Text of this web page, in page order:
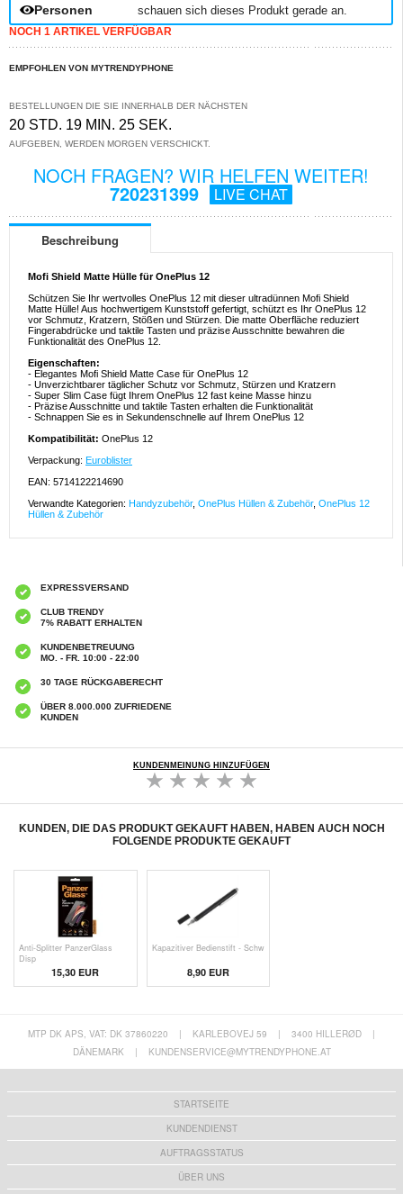
Personen schauen sich dieses Produkt gerade an.
NOCH 1 ARTIKEL VERFÜGBAR
EMPFOHLEN VON MYTRENDYPHONE
BESTELLUNGEN DIE SIE INNERHALB DER NÄCHSTEN
20 STD. 19 MIN. 25 SEK.
AUFGEBEN, WERDEN MORGEN VERSCHICKT.
NOCH FRAGEN? WIR HELFEN WEITER!
720231399 LIVE CHAT
Beschreibung
Mofi Shield Matte Hülle für OnePlus 12
Schützen Sie Ihr wertvolles OnePlus 12 mit dieser ultradünnen Mofi Shield
Matte Hülle! Aus hochwertigem Kunststoff gefertigt, schützt es Ihr OnePlus 12
vor Schmutz, Kratzern, Stößen und Stürzen. Die matte Oberfläche reduziert
Fingerabdrücke und taktile Tasten und präzise Ausschnitte bewahren die
Funktionalität des OnePlus 12.
Eigenschaften:
- Elegantes Mofi Shield Matte Case für OnePlus 12
- Unverzichtbarer täglicher Schutz vor Schmutz, Stürzen und Kratzern
- Super Slim Case fügt Ihrem OnePlus 12 fast keine Masse hinzu
- Präzise Ausschnitte und taktile Tasten erhalten die Funktionalität
- Schnappen Sie es in Sekundenschnelle auf Ihrem OnePlus 12
Kompatibilität: OnePlus 12
Verpackung: Euroblister
EAN: 5714122214690
Verwandte Kategorien: Handyzubehör, OnePlus Hüllen & Zubehör, OnePlus 12
Hüllen & Zubehör
EXPRESSVERSAND
CLUB TRENDY
7% RABATT ERHALTEN
KUNDENBETREUUNG
MO. - FR. 10:00 - 22:00
30 TAGE RÜCKGABERECHT
ÜBER 8.000.000 ZUFRIEDENE
KUNDEN
KUNDENMEINUNG HINZUFÜGEN
KUNDEN, DIE DAS PRODUKT GEKAUFT HABEN, HABEN AUCH NOCH
FOLGENDE PRODUKTE GEKAUFT
Anti-Splitter PanzerGlass
Disp
15,30 EUR
Kapazitiver Bedienstift - Schw
8,90 EUR
MTP DK APS, VAT: DK 37860220 | KARLEBOVEJ 59 | 3400 HILLERØD
|
DÄNEMARK
| KUNDENSERVICE@MYTRENDYPHONE.AT
STARTSEITE
KUNDENDIENST
AUFTRAGSSTATUS
ÜBER UNS